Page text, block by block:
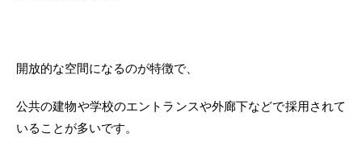
開放的な空間になるのが特徴で、
公共の建物や学校のエントランスや外廊下などで採用されて
いることが多いです。